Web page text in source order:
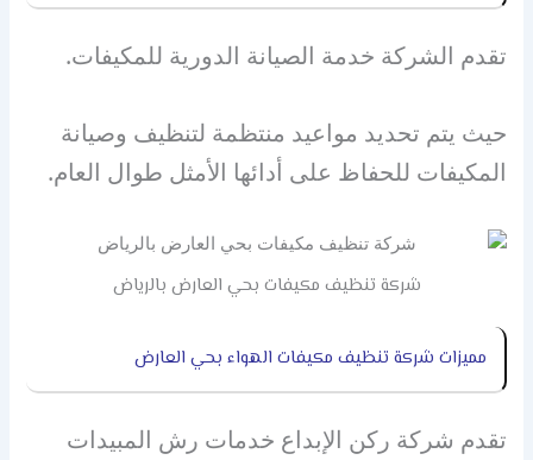
تقدم الشركة خدمة الصيانة الدورية للمكيفات.
حيث يتم تحديد مواعيد منتظمة لتنظيف وصيانة
المكيفات للحفاظ على أدائها الأمثل طوال العام.
شركة تنظيف مكيفات بحي العارض بالرياض
مميزات شركة تنظيف مكيفات الهواء بحي العارض
تقدم شركة ركن الإبداع خدمات رش المبيدات